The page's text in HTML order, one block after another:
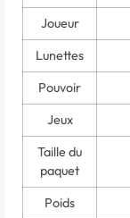
Joueur
Lunettes
Pouvoir
Jeux
Taille du
paquet
Poids